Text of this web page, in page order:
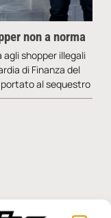
non a norma
shopper illegali
di Finanza del
portato al sequestro